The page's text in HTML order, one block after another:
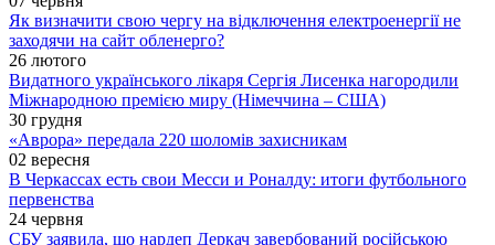
Як визначити свою чергу на відключення електроенергії не
заходячи на сайт обленерго?
26 лютого
Видатного українського лікаря Сергія Лисенка нагородили
Міжнародною премією миру (Німеччина – США)
30 грудня
«Аврора» передала 220 шоломів захисникам
02 вересня
В Черкассах есть свои Месси и Роналду: итоги футбольного
первенства
24 червня
СБУ заявила, що нардеп Деркач завербований російською